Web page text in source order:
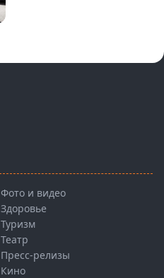
Фото и видео
Здоровье
Туризм
Театр
Пресс-релизы
Кино